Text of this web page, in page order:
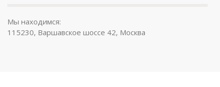
Мы находимся:
115230, Варшавское шоссе 42, Москва